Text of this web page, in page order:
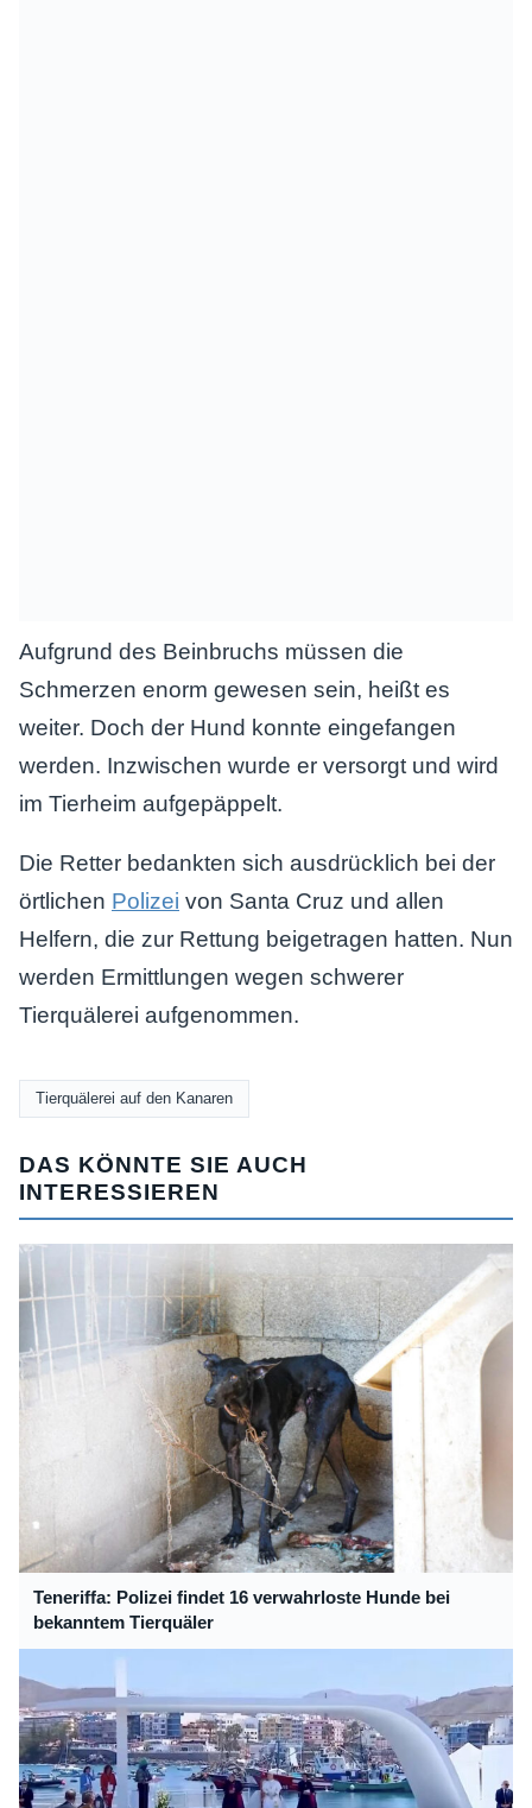
Aufgrund des Beinbruchs müssen die
Schmerzen enorm gewesen sein, heißt es
weiter. Doch der Hund konnte eingefangen
werden. Inzwischen wurde er versorgt und wird
im Tierheim aufgepäppelt.
Die Retter bedankten sich ausdrücklich bei der
örtlichen Polizei von Santa Cruz und allen
Helfern, die zur Rettung beigetragen hatten. Nun
werden Ermittlungen wegen schwerer
Tierquälerei aufgenommen.
Tierquälerei auf den Kanaren
DAS KÖNNTE SIE AUCH
INTERESSIEREN
Teneriffa: Polizei findet 16 verwahrloste Hunde bei
bekanntem Tierquäler